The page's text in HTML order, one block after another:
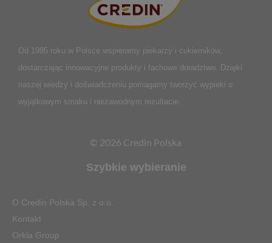
Od 1995 roku w Polsce wspieramy piekarzy i cukierników,
dostarczając innowacyjne produkty i fachowe doradztwo. Dzięki
naszej wiedzy i doświadczeniu pomagamy tworzyć wypieki o
wyjątkowym smaku i niezawodnym rezultacie.
© 2026 Credin Polska
Szybkie wybieranie
O Credin Polska Sp. z o.o.
Kontakt
Orkla Group